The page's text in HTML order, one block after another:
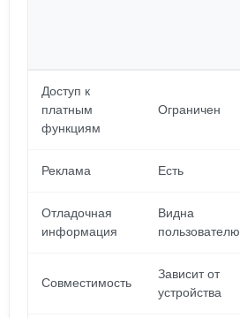
Доступ к
платным
функциям
Ограничен
Реклама Есть
Отладочная
информация
Видна
пользователю
Совместимость
Зависит от
устройства